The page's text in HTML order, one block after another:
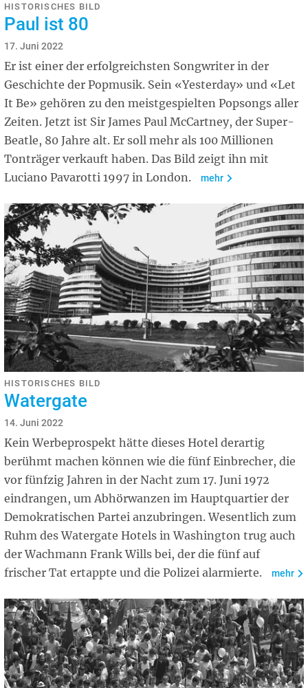
HISTORISCHES BILD
Paul ist 80
17. Juni 2022
Er ist einer der erfolgreichsten Songwriter in der
Geschichte der Popmusik. Sein «Yesterday» und «Let
It Be» gehören zu den meistgespielten Popsongs aller
Zeiten. Jetzt ist Sir James Paul McCartney, der Super-
Beatle, 80 Jahre alt. Er soll mehr als 100 Millionen
Tonträger verkauft haben. Das Bild zeigt ihn mit
Luciano Pavarotti 1997 in London.
mehr
HISTORISCHES BILD
Watergate
14. Juni 2022
Kein Werbeprospekt hätte dieses Hotel derartig
berühmt machen können wie die fünf Einbrecher, die
vor fünfzig Jahren in der Nacht zum 17. Juni 1972
eindrangen, um Abhörwanzen im Hauptquartier der
Demokratischen Partei anzubringen. Wesentlich zum
Ruhm des Watergate Hotels in Washington trug auch
der Wachmann Frank Wills bei, der die fünf auf
frischer Tat ertappte und die Polizei alarmierte.
mehr